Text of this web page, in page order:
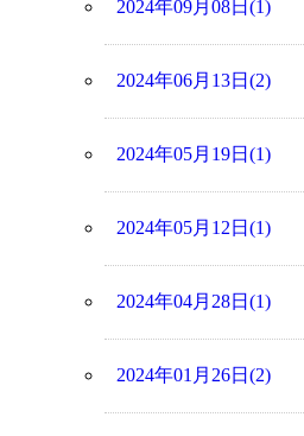
2024年09月08日(1)
2024年06月13日(2)
2024年05月19日(1)
2024年05月12日(1)
2024年04月28日(1)
2024年01月26日(2)